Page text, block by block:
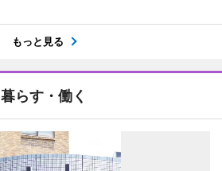
もっと見る
暮らす・働く